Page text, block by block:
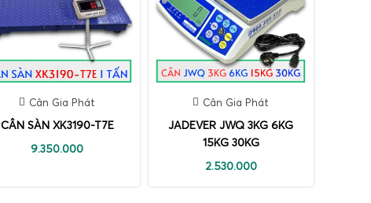
Cân Gia Phát
CÂN SÀN XK3190-T7E
9.350.000
Cân Gia Phát
JADEVER JWQ 3KG 6KG
15KG 30KG
2.530.000